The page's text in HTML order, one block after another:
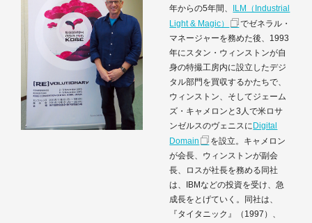
年からの5年間、
ILM（Industrial
Light & Magic）
でゼネラル・
マネージャーを務めた後、1993
年にスタン・ウィンストンが自
身の特撮工房内に設立したデジ
タル部門を買収するかたちで、
ウィンストン、そしてジェーム
ズ・キャメロンと3人で米ロサ
ンゼルスのヴェニスに Digital
Domain
を設立。キャメロン
が会長、ウィンストンが副会
長、ロスが社長を務める同社
は、IBMなどの投資を受け、急
成長をとげていく。同社は、
『タイタニック』（1997）、